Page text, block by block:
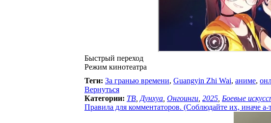
Быстрый переход
Режим кинотеатра
Теги: За гранью времени, Guangyin Zhi Wai, аниме,
Вернуться
Категории: ТВ Дунхуа Онгоинги 2025 Боевые
Правила для комментаторов. (Соблюдайте их, иначе а-